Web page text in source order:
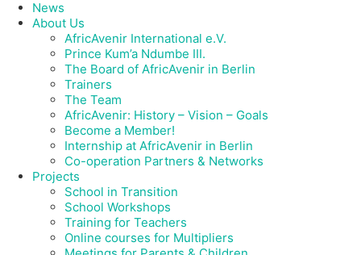
News
About Us
AfricAvenir International e.V.
Prince Kum’a Ndumbe III.
The Board of AfricAvenir in Berlin
Trainers
The Team
AfricAvenir: History – Vision – Goals
Become a Member!
Internship at AfricAvenir in Berlin
Co-operation Partners & Networks
Projects
School in Transition
School Workshops
Training for Teachers
Online courses for Multipliers